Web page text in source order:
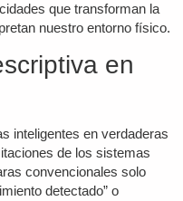
que transforman la
nuestro entorno físico.
en
inteligentes en verdaderas
de los sistemas
convencionales solo
detectado” o